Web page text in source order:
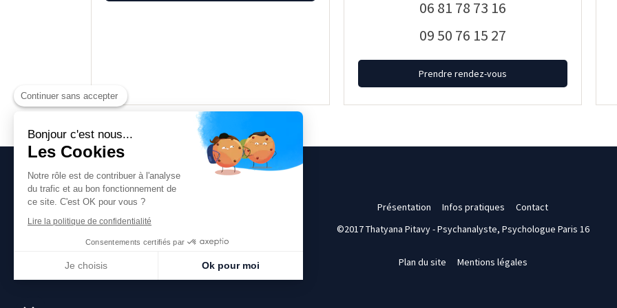
06 81 78 73 16
09 50 76 15 27
Prendre rendez-vous
Présentation Infos pratiques
Contact
©2017 Thatyana Pitavy - Psychanalyste, Psychologue Paris 16
Plan du site Mentions légales
Continuer sans accepter
Bonjour c'est nous...
Les Cookies
Notre rôle est de contribuer à l'analyse
du trafic et au bon fonctionnement de
ce site. C'est OK pour vous ?
Lire la politique de confidentialité
Consentements certifiés par
Je choisis Ok pour moi